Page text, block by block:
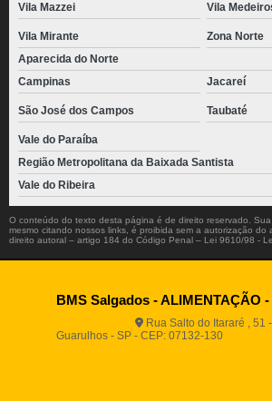
Vila Mazzei Vila
Vila Mirante
Zona Norte
Aparecida do Norte
Campinas
Jacareí
São José dos Campos Taubaté
Vale do Paraíba
Região Metropolitana da Baixada Santista
Vale do Ribeira
O conteúdo do texto desta página é de direito reservado.
mesmo citando nossos links, é proibida sem a autorização do
direito autoral – artigo 184 do Código Penal – Lei 9610/98 -
BMS Salgados - ALIMENTAÇÃO
Rua Salto do Itararé , 51 -
Guarulhos - SP - CEP: 07132-130